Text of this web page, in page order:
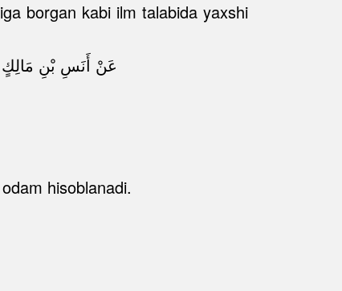
borgan kabi ilm talabida yaxshi
عَنْ أَنَسِ بْنِ مَالِكٍ
hisoblanadi.